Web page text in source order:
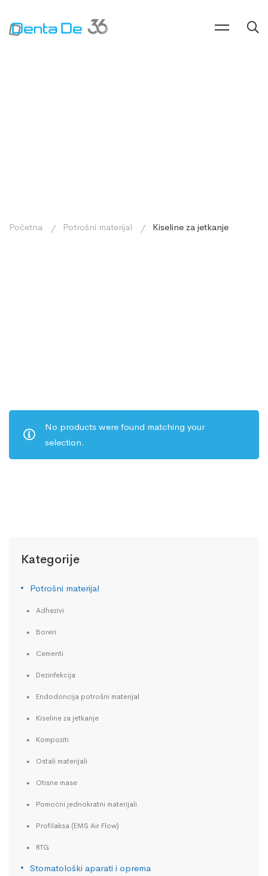
Početna Potrošni materijal Kiseline za jetkanje
Kategorije
Potrošni materijal
Adhezivi
Boreri
Cementi
Dezinfekcija
Endodoncija potrošni materijal
Kiseline za jetkanje
Kompoziti
Ostali materijali
Otisne mase
Pomoćni jednokratni materijali
Profilaksa (EMS Air Flow)
RTG
Stomatološki aparati i oprema
No products were found matching your
selection.